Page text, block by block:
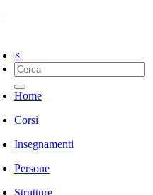
×
Home
Corsi
Insegnamenti
Persone
Strutture